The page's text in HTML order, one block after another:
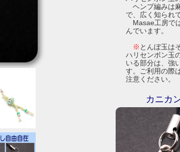
ヘンプ編みは
で、広く知られ
Masae工房で
んでいます。
※ とんぼ玉は
ハリセンボン玉
いる部分は、強
す。ご利用の際
注意ください。
カニカ